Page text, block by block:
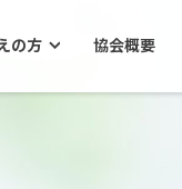
の方 協会概要